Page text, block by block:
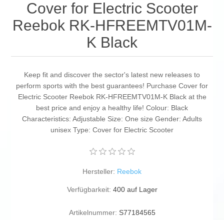
Cover for Electric Scooter
Reebok RK-HFREEMTV01M-
K Black
Keep fit and discover the sector's latest new releases to
perform sports with the best guarantees! Purchase Cover for
Electric Scooter Reebok RK-HFREEMTV01M-K Black at the
best price and enjoy a healthy life! Colour: Black
Characteristics: Adjustable Size: One size Gender: Adults
unisex Type: Cover for Electric Scooter
Hersteller: Reebok
Verfügbarkeit: 400 auf Lager
Artikelnummer: S77184565